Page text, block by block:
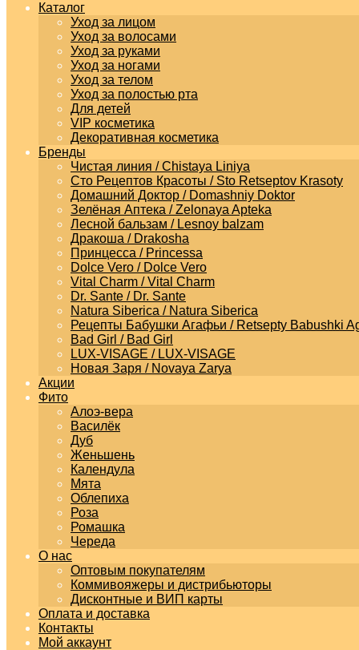
Каталог
Уход за лицом
Уход за волосами
Уход за руками
Уход за ногами
Уход за телом
Уход за полостью рта
Для детей
VIP косметика
Декоративная косметика
Бренды
Чистая линия / Chistaya Liniya
Сто Рецептов Красоты / Sto Retseptov Krasoty
Домашний Доктор / Domashniy Doktor
Зелёная Аптека / Zelonaya Apteka
Лесной бальзам / Lesnoy balzam
Дракоша / Drakosha
Принцесса / Princessa
Dolce Vero / Dolce Vero
Vital Charm / Vital Charm
Dr. Sante / Dr. Sante
Natura Siberica / Natura Siberica
Рецепты Бабушки Агафьи / Retsepty Babushki
Bad Girl / Bad Girl
LUX-VISAGE / LUX-VISAGE
Новая Заря / Novaya Zarya
Акции
Фито
Алоэ-вера
Василёк
Дуб
Женьшень
Календула
Мята
Облепиха
Роза
Ромашка
Череда
О нас
Оптовым покупателям
Коммивояжеры и дистрибьюторы
Дисконтные и ВИП карты
Оплата и доставка
Контакты
Мой аккаунт